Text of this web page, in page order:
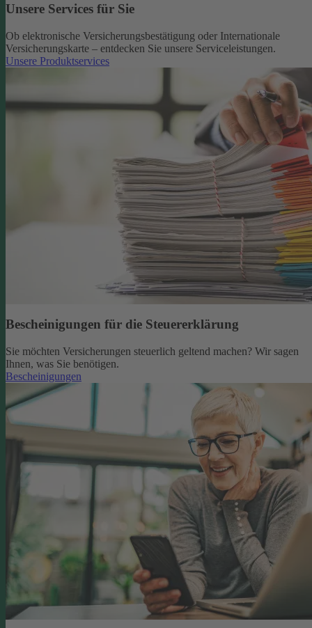
Unsere Services für Sie
Ob elektronische Versicherungsbestätigung oder Internationale
Versicherungskarte – entdecken Sie unsere Serviceleistungen.
Unsere Produktservices
Bescheinigungen für die Steuererklärung
Sie möchten Versicherungen steuerlich geltend machen? Wir sagen
Ihnen, was Sie benötigen.
Bescheinigungen